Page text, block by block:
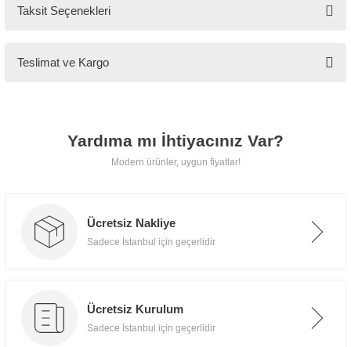
Taksit Seçenekleri
Teslimat ve Kargo
özenle paketleyerek
Ücretsiz teslimat, taşıma ve
montaj hizmeti.
🌍 İstanbul Dışı
İlave uygun kargo ücretiyle
Yardıma mı İhtiyacınız Var?
Modern ürünler, uygun fiyatlar!
Ücretsiz Nakliye
Sadece İstanbul için geçerlidir
Ücretsiz Kurulum
Sadece İstanbul için geçerlidir